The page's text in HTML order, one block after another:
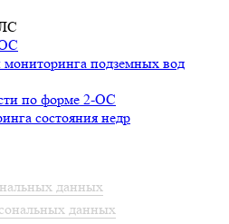
мониторинга подземных вод
по форме 2-ОС
состояния недр
данных
данных